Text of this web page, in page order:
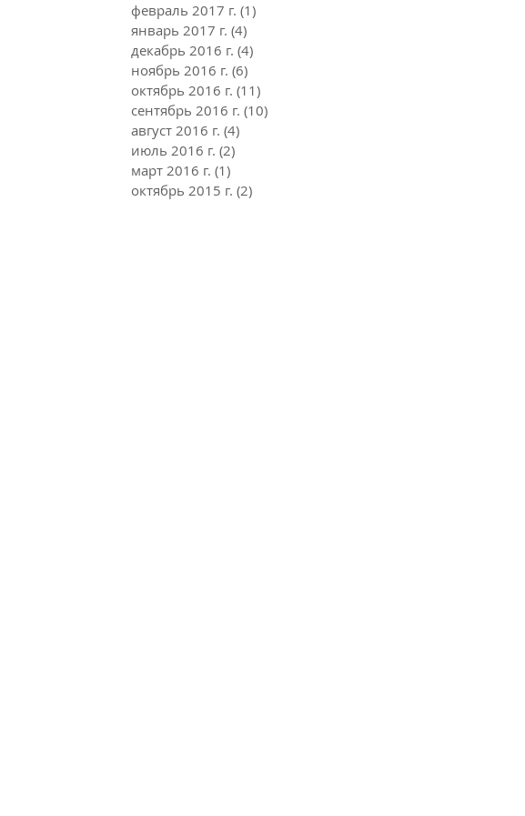
февраль 2017 г. (1)
январь 2017 г. (4)
декабрь 2016 г. (4)
ноябрь 2016 г. (6)
октябрь 2016 г. (11)
сентябрь 2016 г. (10)
август 2016 г. (4)
июль 2016 г. (2)
март 2016 г. (1)
октябрь 2015 г. (2)